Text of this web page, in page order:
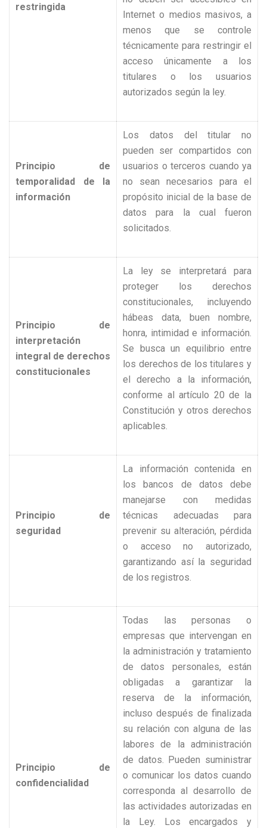
restringida
Internet o medios masivos, a
menos que se controle
técnicamente para restringir el
acceso únicamente a los
titulares o los usuarios
autorizados según la ley.
Principio de
temporalidad de la
información
Los datos del titular no
pueden ser compartidos con
usuarios o terceros cuando ya
no sean necesarios para el
propósito inicial de la base de
datos para la cual fueron
solicitados.
Principio de
interpretación
integral de derechos
constitucionales
La ley se interpretará para
proteger los derechos
constitucionales, incluyendo
hábeas data, buen nombre,
honra, intimidad e información.
Se busca un equilibrio entre
los derechos de los titulares y
el derecho a la información,
conforme al artículo 20 de la
Constitución y otros derechos
aplicables.
Principio de
seguridad
La información contenida en
los bancos de datos debe
manejarse con medidas
técnicas adecuadas para
prevenir su alteración, pérdida
o acceso no autorizado,
garantizando así la seguridad
de los registros.
Principio de
confidencialidad
Todas las personas o
empresas que intervengan en
la administración y tratamiento
de datos personales, están
obligadas a garantizar la
reserva de la información,
incluso después de finalizada
su relación con alguna de las
labores de la administración
de datos. Pueden suministrar
o comunicar los datos cuando
corresponda al desarrollo de
las actividades autorizadas en
la Ley. Los encargados y